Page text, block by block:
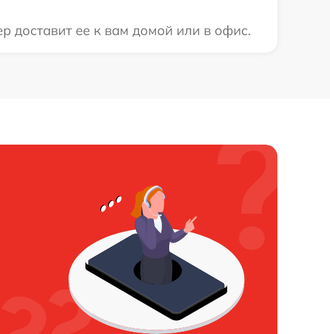
доставит ее к вам домой или в офис.